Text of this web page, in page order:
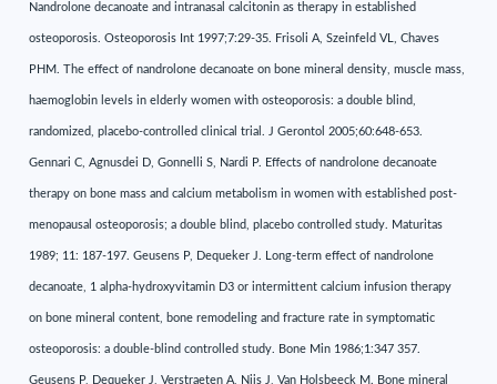
Nandrolone decanoate and intranasal calcitonin as therapy in established
osteoporosis. Osteoporosis Int 1997;7:29-35. Frisoli A, Szeinfeld VL, Chaves
PHM. The effect of nandrolone decanoate on bone mineral density, muscle mass,
haemoglobin levels in elderly women with osteoporosis: a double blind,
randomized, placebo-controlled clinical trial. J Gerontol 2005;60:648-653.
Gennari C, Agnusdei D, Gonnelli S, Nardi P. Effects of nandrolone decanoate
therapy on bone mass and calcium metabolism in women with established post-
menopausal osteoporosis; a double blind, placebo controlled study. Maturitas
1989; 11: 187-197. Geusens P, Dequeker J. Long-term effect of nandrolone
decanoate, 1 alpha-hydroxyvitamin D3 or intermittent calcium infusion therapy
on bone mineral content, bone remodeling and fracture rate in symptomatic
osteoporosis: a double-blind controlled study. Bone Min 1986;1:347 357.
Geusens P, Dequeker J, Verstraeten A, Nijs J, Van Holsbeeck M. Bone mineral